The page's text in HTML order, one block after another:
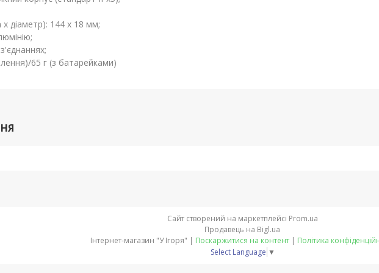
x діаметр): 144 x 18 мм;
65 г (з батарейками)
Сайт створений на маркетплейсі Prom.ua
Продавець на Bigl.ua
Поскаржитися на контент
Політика
Select Language ▼